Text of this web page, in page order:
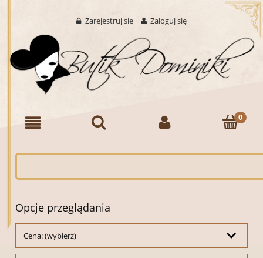
Zarejestruj się Zaloguj się
Opcje przeglądania
Cena: (wybierz)